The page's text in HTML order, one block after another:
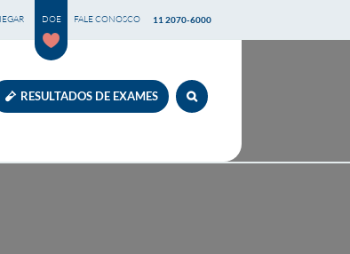
DOE FALE CONOSCO 11 2070-6000
RESULTADOS DE EXAMES